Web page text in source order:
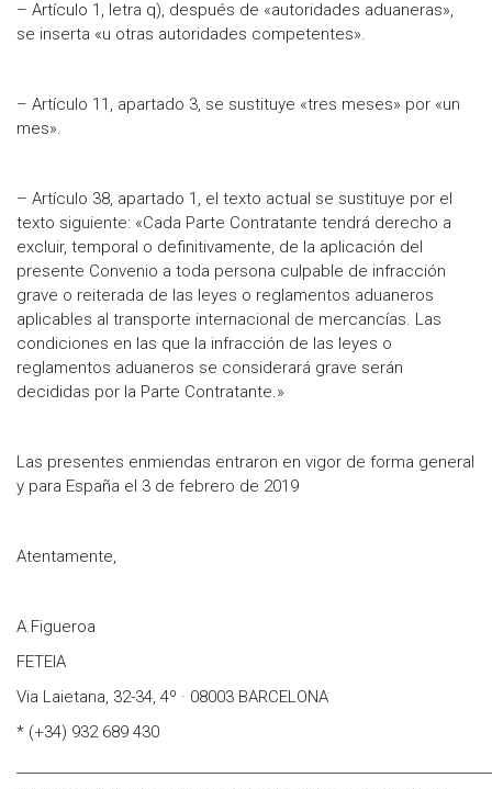
– Artículo 1, letra q), después de «autoridades aduaneras»,
se inserta «u otras autoridades competentes».
– Artículo 11, apartado 3, se sustituye «tres meses» por «un
mes».
– Artículo 38, apartado 1, el texto actual se sustituye por el
texto siguiente: «Cada Parte Contratante tendrá derecho a
excluir, temporal o definitivamente, de la aplicación del
presente Convenio a toda persona culpable de infracción
grave o reiterada de las leyes o reglamentos aduaneros
aplicables al transporte internacional de mercancías. Las
condiciones en las que la infracción de las leyes o
reglamentos aduaneros se considerará grave serán
decididas por la Parte Contratante.»
Las presentes enmiendas entraron en vigor de forma general
y para España el 3 de febrero de 2019
Atentamente,
A.Figueroa
FETEIA
Via Laietana, 32-34, 4º · 08003 BARCELONA
* (+34) 932 689 430